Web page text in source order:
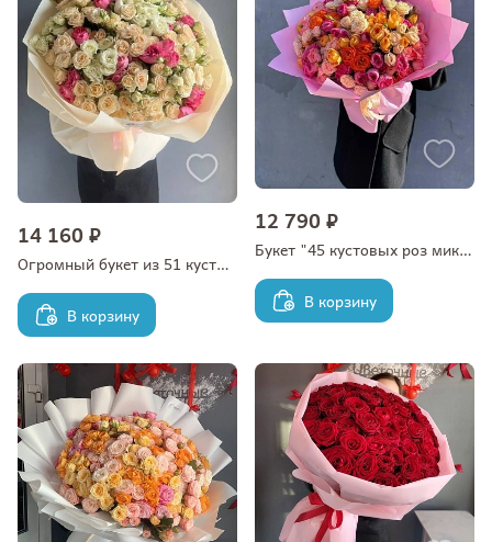
14 160 ₽
Огромный букет из 51 кустовой розы 40/50 см
В корзину
12 790 ₽
Букет "45 кустовых роз микс в оформлении"
В корзину